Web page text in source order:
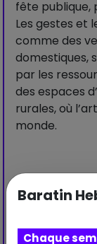
fête publique,
Les gestes et
comme des
domestiques,
par les
des espaces
rurales, où
monde.
Baratin
Chaque